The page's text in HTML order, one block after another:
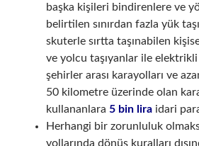
başka kişileri bindirenlere ve
belirtilen sınırdan fazla yük
skuterle sırtta taşınabilen
ve yolcu taşıyanlar ile
şehirler arası karayolları ve
50 kilometre üzerinde olan
kullananlara 5 bin liraidari
Herhangi bir zorunluluk
yollarında dönüş kuralları